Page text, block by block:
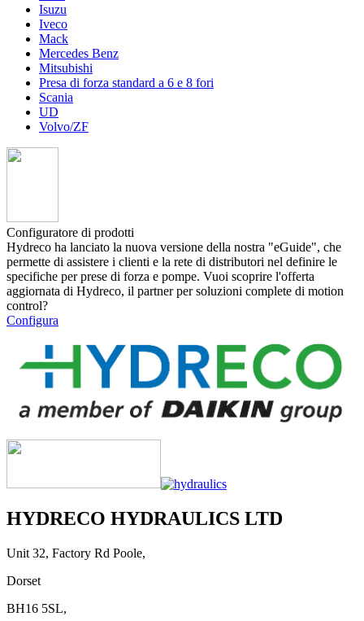
Isuzu
Iveco
Mack
Mercedes Benz
Mitsubishi
Presa di forza standard a 6 e 8 fori
Scania
UD
Volvo/ZF
Configuratore di prodotti
Hydreco ha lanciato la nuova versione della nostra "eGuide", che
permette di assistere i clienti e la rete di distributori nel definire le
specifiche per prese di forza e pompe. Vuoi scoprire l'offerta
aggiornata di Hydreco, il partner per soluzioni complete di motion
control?
Configura
HYDRECO HYDRAULICS LTD
Unit 32, Factory Rd Poole,
Dorset
BH16 5SL,